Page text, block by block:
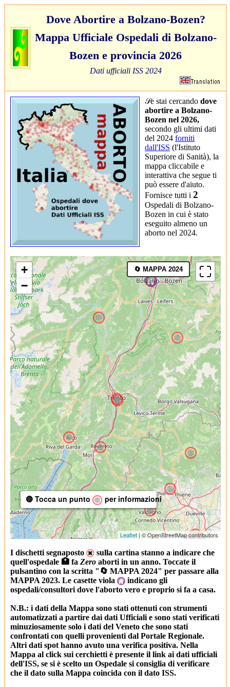
Dove Abortire a Bolzano-Bozen?
Mappa Ufficiale Ospedali di Bolzano-
Bozen e provincia 2026
Dati ufficiali ISS 2024
𝒮e stai cercando dove
abortire a Bolzano-
Bozen nel 2026,
secondo gli ultimi dati
del 2024 forniti
dall'ISS (l'Istituto
Superiore di Sanità), la
mappa cliccabile e
interattiva che segue ti
può essere d'aiuto.
Fornisce tutti i 2
Ospedali di Bolzano-
Bozen in cui è stato
eseguito almeno un
aborto nel 2024.
+
−
🔴 Tocca un punto per informazioni
Leaflet | © OpenStreetMap contributors
🔄 MAPPA 2024
I dischetti segnaposto
sulla cartina stanno a indicare che
quell'ospedale 🏥 fa Zero aborti in un anno. Toccate il
pulsantino con la scritta "🔄 MAPPA 2024" per passare alla
MAPPA 2023. Le casette viola
indicano gli
ospedali/consultori dove l'aborto vero e proprio si fa a casa.
N.B.: i dati della Mappa sono stati ottenuti con strumenti
automatizzati a partire dai dati Ufficiali e sono stati verificati
minuziosamente solo i dati del Veneto che sono stati
confrontati con quelli provenienti dal Portale Regionale.
Altri dati spot hanno avuto una verifica positiva. Nella
Mappa al click sui cerchietti è presente il link ai dati ufficiali
dell'ISS, se si è scelto un Ospedale si consiglia di verificare
che il dato sulla Mappa coincida con il dato ISS.